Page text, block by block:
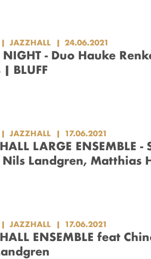
JAZZHALL 24.06.2021
- Duo Hauke
| BLUFF
JAZZHALL 17.06.2021
LARGE ENSEMBLE
Landgren, Matthias
JAZZHALL 17.06.2021
ENSEMBLE feat